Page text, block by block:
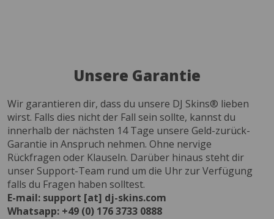
Unsere Garantie
Wir garantieren dir, dass du unsere DJ Skins® lieben
wirst. Falls dies nicht der Fall sein sollte, kannst du
innerhalb der nächsten 14 Tage unsere Geld-zurück-
Garantie in Anspruch nehmen. Ohne nervige
Rückfragen oder Klauseln. Darüber hinaus steht dir
unser Support-Team rund um die Uhr zur Verfügung
falls du Fragen haben solltest.
E-mail: support [at] dj-skins.com
Whatsapp: +49 (0) 176 3733 0888